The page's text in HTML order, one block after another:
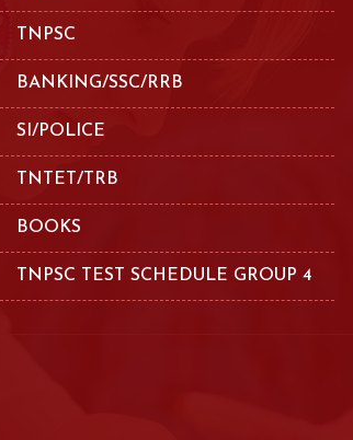
TNPSC
BANKING/SSC/RRB
SI/POLICE
TNTET/TRB
BOOKS
TNPSC TEST SCHEDULE GROUP 4